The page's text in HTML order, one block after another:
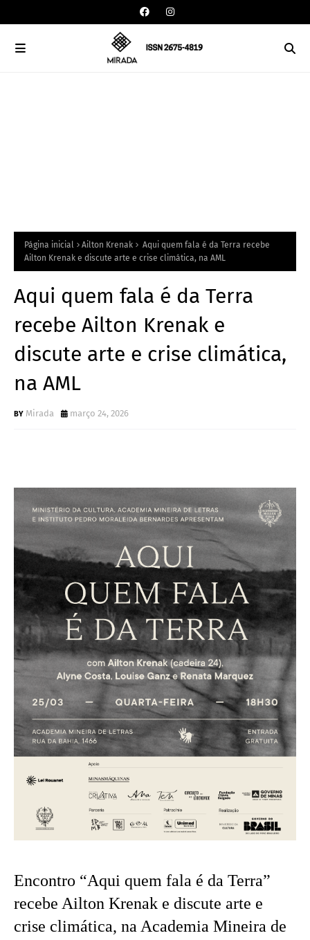
Página inicial Ailton Krenak
Aqui quem fala é da Terra recebe
Ailton Krenak e discute arte e crise climática, na AML
Aqui quem fala é da Terra
recebe Ailton Krenak e
discute arte e crise climática,
na AML
Mirada março 24, 2026
Encontro “Aqui quem fala é da Terra”
recebe Ailton Krenak e discute arte e
crise climática, na Academia Mineira de